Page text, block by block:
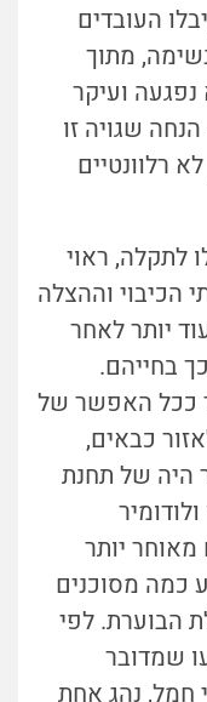
העובדים
מתוך
ועיקר
שגויה זו
רלוונטיים
לתקלה, ראוי
הכיבוי וההצלה
יותר לאחר
בחייהם.
ככל האפשר של
כבאים,
היה של תחנת
יותר
כמה מסוכנים
הבוערת. לפי
שמדובר
חמל, נהג אחת